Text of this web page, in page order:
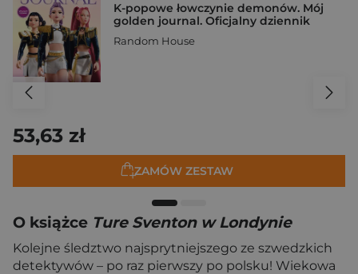
K-popowe łowczynie demonów. Mój
golden journal. Oficjalny dziennik
Random House
53,63 zł
ZAMÓW ZESTAW
O książce Ture Sventon w Londynie
Kolejne śledztwo najsprytniejszego ze szwedzkich
detektywów – po raz pierwszy po polsku! Wiekowa